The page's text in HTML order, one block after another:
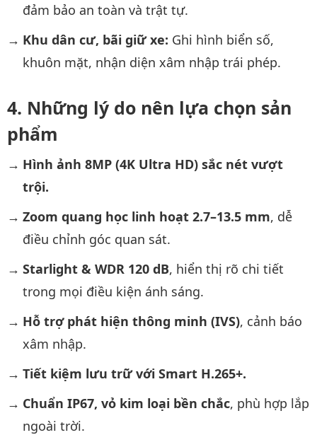
đảm bảo an toàn và trật tự.
Khu dân cư, bãi giữ xe: Ghi hình biển số,
khuôn mặt, nhận diện xâm nhập trái phép.
Những lý do nên lựa chọn sản
phẩm
Hình ảnh 8MP (4K Ultra HD) sắc nét vượt
trội.
Zoom quang học linh hoạt 2.7–13.5 mm, dễ
điều chỉnh góc quan sát.
Starlight & WDR 120 dB, hiển thị rõ chi tiết
trong mọi điều kiện ánh sáng.
Hỗ trợ phát hiện thông minh (IVS), cảnh báo
xâm nhập.
Tiết kiệm lưu trữ với Smart H.265+.
Chuẩn IP67, vỏ kim loại bền chắc, phù hợp lắp
ngoài trời.